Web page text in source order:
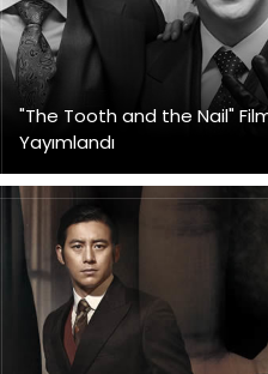
"The Tooth and the Nail"
Yayımlandı